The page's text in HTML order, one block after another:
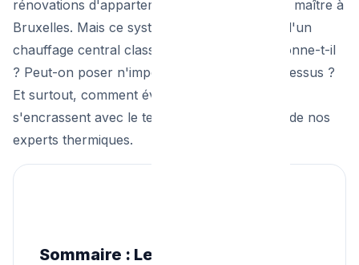
rénovations d'appartements et de maisons de maître à
Bruxelles. Mais ce système est très différent d'un
chauffage central classique. Comment fonctionne-t-il
? Peut-on poser n'importe quel revêtement dessus ?
Et surtout, comment éviter que les tuyaux ne
s'encrassent avec le temps ? Suivez le guide de nos
experts thermiques.
Sommaire : Le confort invisible